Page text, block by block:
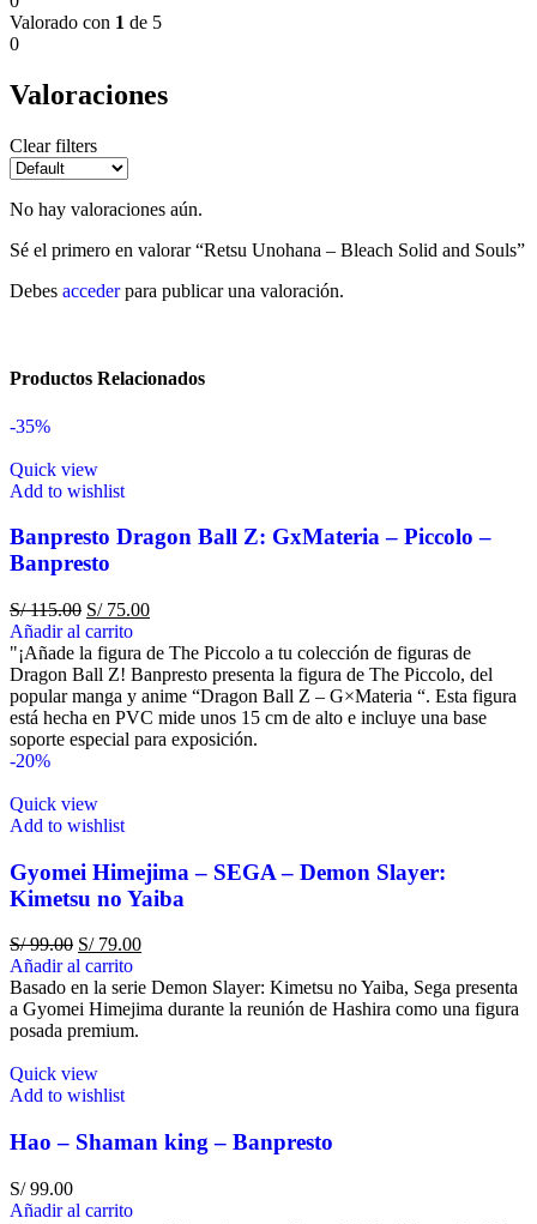
Valorado con 1 de 5
0
Valoraciones
Clear filters
No hay valoraciones aún.
Sé el primero en valorar “Retsu Unohana – Bleach Solid and Souls”
Debes accederpara publicar una valoración.
Productos Relacionados
-35%
Quick view
Add to wishlist
Banpresto Dragon Ball Z: GxMateria – Piccolo –
Banpresto
S/115.00 S/75.00
Añadir al carrito
"¡Añade la figura de The Piccolo a tu colección de figuras de
Dragon Ball Z! Banpresto presenta la figura de The Piccolo, del
popular manga y anime “Dragon Ball Z – G×Materia “. Esta figura
está hecha en PVC mide unos 15 cm de alto e incluye una base
soporte especial para exposición.
-20%
Quick view
Add to wishlist
Gyomei Himejima – SEGA – Demon Slayer:
Kimetsu no Yaiba
S/99.00 S/79.00
Añadir al carrito
Basado en la serie Demon Slayer: Kimetsu no Yaiba, Sega presenta
a Gyomei Himejima durante la reunión de Hashira como una figura
posada premium.
Quick view
Add to wishlist
Hao – Shaman king – Banpresto
S/99.00
Añadir al carrito